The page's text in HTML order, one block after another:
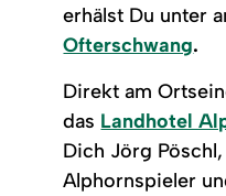
erhälst Du unter
Ofterschwang.
Direkt am
das Landhotel
Dich Jörg
Alphornspieler